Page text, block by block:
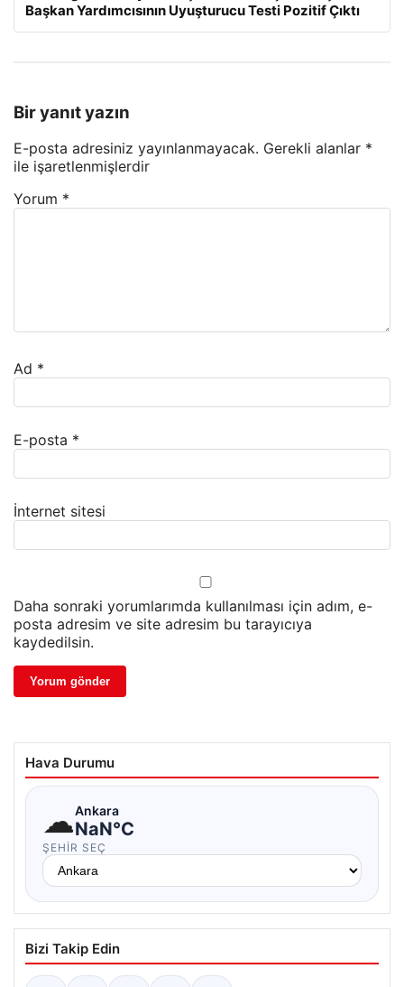
Başkan Yardımcısının Uyuşturucu Testi Pozitif Çıktı
Bir yanıt yazın
E-posta adresiniz yayınlanmayacak. Gerekli alanlar *
ile işaretlenmişlerdir
Yorum *
Ad *
E-posta *
İnternet sitesi
Daha sonraki yorumlarımda kullanılması için adım, e-
posta adresim ve site adresim bu tarayıcıya
kaydedilsin.
Hava Durumu
☁Ankara
NaN°C
ŞEHIR SEÇ
Bizi Takip Edin